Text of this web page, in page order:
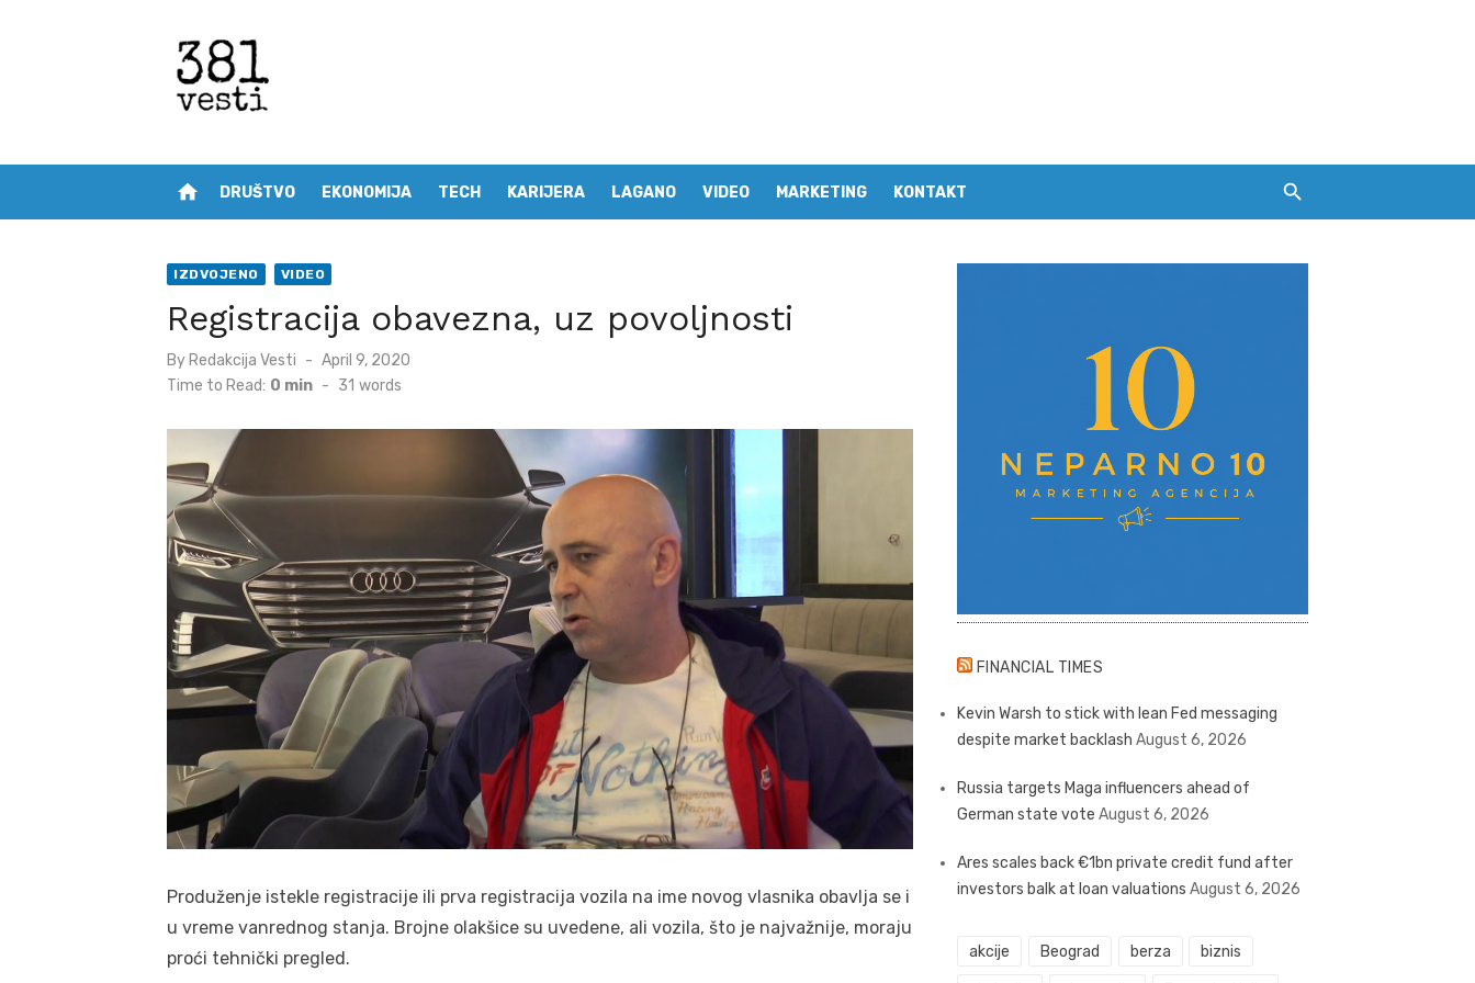
home DRUŠTVO EKONOMIJA TECH KARIJERA LAGANO VIDEO MARKETING KONTAKT
IZDVOJENO VIDEO
Registracija obavezna, uz povoljnosti
By Redakcija Vesti
Posted
April 9, 2020
Time to Read: 0 min - 31 words
Produženje istekle registracije ili prva registracija vozila na ime novog vlasnika obavlja se i
u vreme vanrednog stanja. Brojne olakšice su uvedene, ali vozila, što je najvažnije, moraju
proći tehnički pregled.
FINANCIAL TIMES
Kevin Warsh to stick with lean Fed messaging
despite market backlash August 6, 2026
Russia targets Maga influencers ahead of
German state vote August 6, 2026
Ares scales back €1bn private credit fund after
investors balk at loan valuations August 6, 2026
akcije Beograd berza biznis